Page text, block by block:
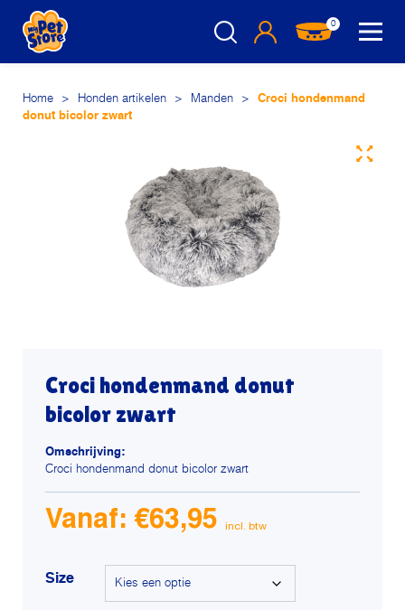
0
Home > Honden artikelen > Manden >
Croci hondenmand
donut bicolor zwart
Croci hondenmand donut
bicolor zwart
Omschrijving:
Croci hondenmand donut bicolor zwart
Vanaf: €63,95
Size